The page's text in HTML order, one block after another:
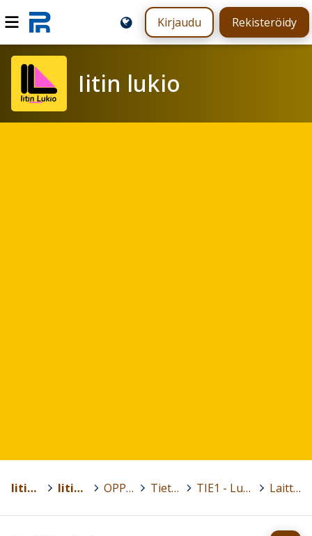
Kirjaudu Rekisteröidy
Iitin lukio
Iitin kunta Iitin lukio > OPPIAINEET > Tietotekniikka > TIE1 - Lukiolaisen digitaidot > Laitteisto